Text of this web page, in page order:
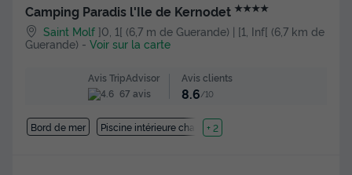
Camping Paradis l'Ile de Kernodet ★★★★
Saint Molf ]0, 1[ (6,7 m de Guerande) | [1, Inf[ (6,7 km de
Guerande) - Voir sur la carte
Avis TripAdvisor
67 avis
Avis clients
8.6/10
Bord de mer Piscine intérieure chauffée
+ 2